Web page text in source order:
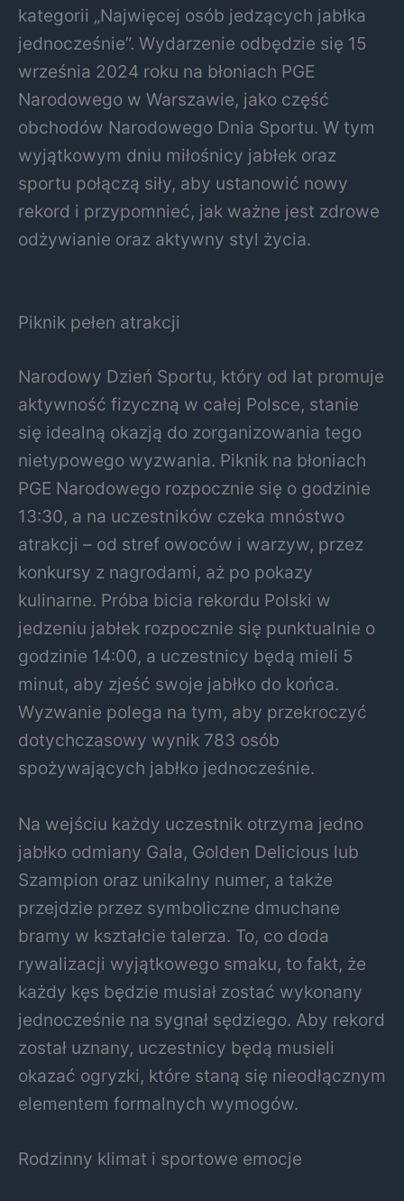
kategorii „Najwięcej osób jedzących jabłka
jednocześnie”. Wydarzenie odbędzie się 15
września 2024 roku na błoniach PGE
Narodowego w Warszawie, jako część
obchodów Narodowego Dnia Sportu. W tym
wyjątkowym dniu miłośnicy jabłek oraz
sportu połączą siły, aby ustanowić nowy
rekord i przypomnieć, jak ważne jest zdrowe
odżywianie oraz aktywny styl życia.
Piknik pełen atrakcji
Narodowy Dzień Sportu, który od lat promuje
aktywność fizyczną w całej Polsce, stanie
się idealną okazją do zorganizowania tego
nietypowego wyzwania. Piknik na błoniach
PGE Narodowego rozpocznie się o godzinie
13:30, a na uczestników czeka mnóstwo
atrakcji – od stref owoców i warzyw, przez
konkursy z nagrodami, aż po pokazy
kulinarne. Próba bicia rekordu Polski w
jedzeniu jabłek rozpocznie się punktualnie o
godzinie 14:00, a uczestnicy będą mieli 5
minut, aby zjeść swoje jabłko do końca.
Wyzwanie polega na tym, aby przekroczyć
dotychczasowy wynik 783 osób
spożywających jabłko jednocześnie.
Na wejściu każdy uczestnik otrzyma jedno
jabłko odmiany Gala, Golden Delicious lub
Szampion oraz unikalny numer, a także
przejdzie przez symboliczne dmuchane
bramy w kształcie talerza. To, co doda
rywalizacji wyjątkowego smaku, to fakt, że
każdy kęs będzie musiał zostać wykonany
jednocześnie na sygnał sędziego. Aby rekord
został uznany, uczestnicy będą musieli
okazać ogryzki, które staną się nieodłącznym
elementem formalnych wymogów.
Rodzinny klimat i sportowe emocje